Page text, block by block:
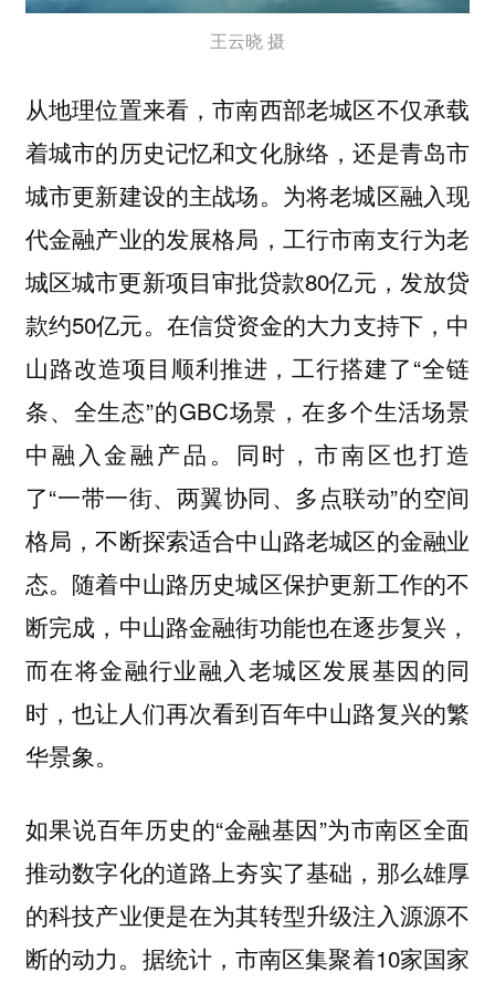
王云晓 摄
从地理位置来看，市南西部老城区不仅承载
着城市的历史记忆和文化脉络，还是青岛市
城市更新建设的主战场。为将老城区融入现
代金融产业的发展格局，工行市南支行为老
城区城市更新项目审批贷款80亿元，发放贷
款约50亿元。在信贷资金的大力支持下，中
山路改造项目顺利推进，工行搭建了“全链
条、全生态”的GBC场景，在多个生活场景
中融入金融产品。同时，市南区也打造
了“一带一街、两翼协同、多点联动”的空间
格局，不断探索适合中山路老城区的金融业
态。随着中山路历史城区保护更新工作的不
断完成，中山路金融街功能也在逐步复兴，
而在将金融行业融入老城区发展基因的同
时，也让人们再次看到百年中山路复兴的繁
华景象。
如果说百年历史的“金融基因”为市南区全面
推动数字化的道路上夯实了基础，那么雄厚
的科技产业便是在为其转型升级注入源源不
断的动力。据统计，市南区集聚着10家国家